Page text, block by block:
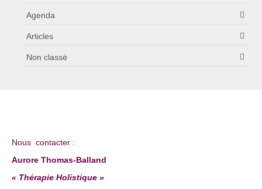
Agenda
Articles
Non classé
Nous contacter :
Aurore Thomas-Balland
« Thérapie Holistique »